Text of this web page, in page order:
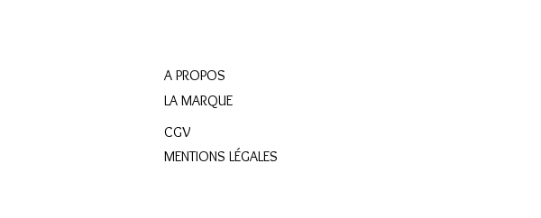
A PROPOS
LA MARQUE
CGV
MENTIONS LÉGALES